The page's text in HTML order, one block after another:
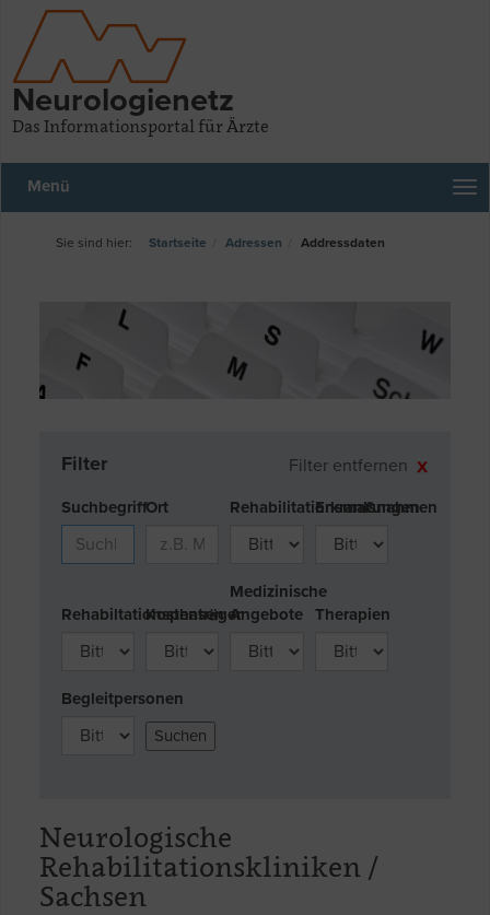
Neurologienetz
Das Informationsportal für Ärzte
Menü
Startseite Adressen Addressdaten
Filter Filter entfernen
SuchbegriffOrt Rehabilitationsmaßnahmen
Erkrankungen
Rehabiltationsphasen
Kostenträger
Medizinische
Angebote
Therapien
Begleitpersonen
Neurologische
Rehabilitationskliniken /
Sachsen